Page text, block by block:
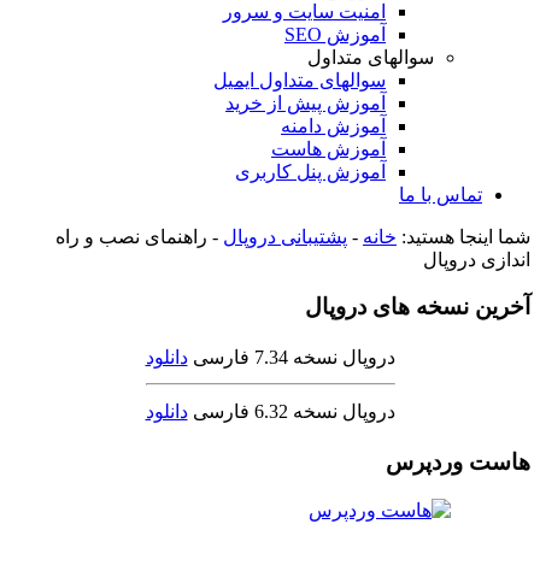
امنیت سایت و سرور
آموزش SEO
سوالهای متداول
سوالهای متداول ایمیل
آموزش پیش از خرید
آموزش دامنه
آموزش هاست
آموزش پنل کاربری
تماس با ما
شما اینجا هستید: خانه - پشتیبانی دروپال - راهنمای نصب و راه
اندازی دروپال
آخرین نسخه های دروپال
دروپال نسخه 7.34 فارسی دانلود
دروپال نسخه 6.32 فارسی دانلود
هاست وردپرس